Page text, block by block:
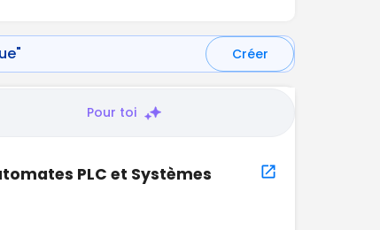
Créer
Pour toi
PLC et Systèmes